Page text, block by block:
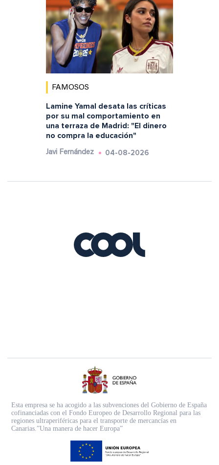
FAMOSOS
Lamine Yamal desata las críticas
por su mal comportamiento en
una terraza de Madrid: "El dinero
no compra la educación"
Javi Fernández 04-08-2026
Esta empresa se ha acogido a las subvenciones del Gobierno de España
cofinanciadas con el Fondo Europeo de Desarrollo Regional para las
regiones ultraperiféricas para el transporte de mercancías en
Canarias.”Una manera de hacer Europa”